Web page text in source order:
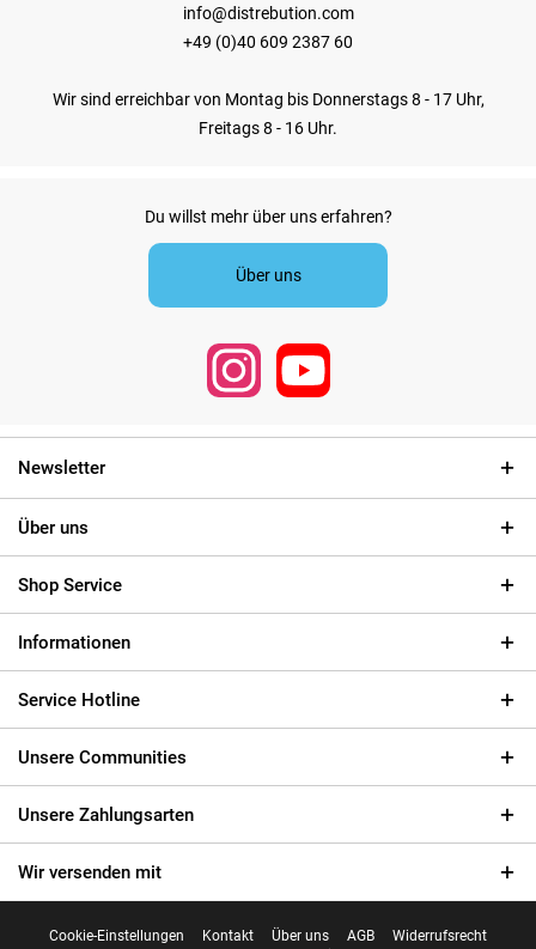
info@distrebution.com
+49 (0)40 609 2387 60
Wir sind erreichbar von Montag bis Donnerstags 8 - 17 Uhr,
Freitags 8 - 16 Uhr.
Du willst mehr über uns erfahren?
Über uns
Newsletter
Über uns
Shop Service
Informationen
Service Hotline
Unsere Communities
Unsere Zahlungsarten
Wir versenden mit
Cookie-Einstellungen Kontakt Über uns AGB
Widerrufsrecht